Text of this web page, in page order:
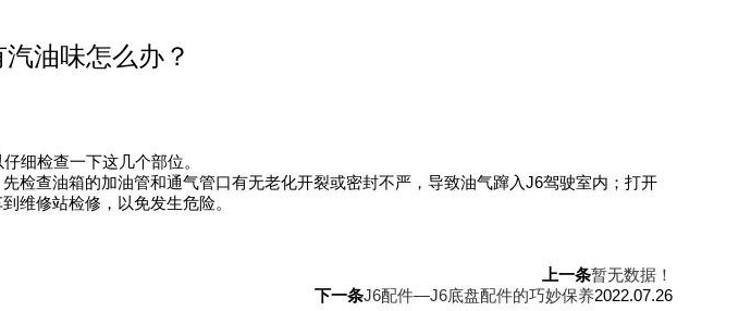
油味怎么办？
细检查一下这几个部位。
检查油箱的加油管和通气管口有无老化开裂或密封不严，导致油气蹿入J6驾驶室内；打开
维修站检修，以免发生危险。
上一条暂无数据！
下一条J6配件—J6底盘配件的巧妙保养2022.07.26